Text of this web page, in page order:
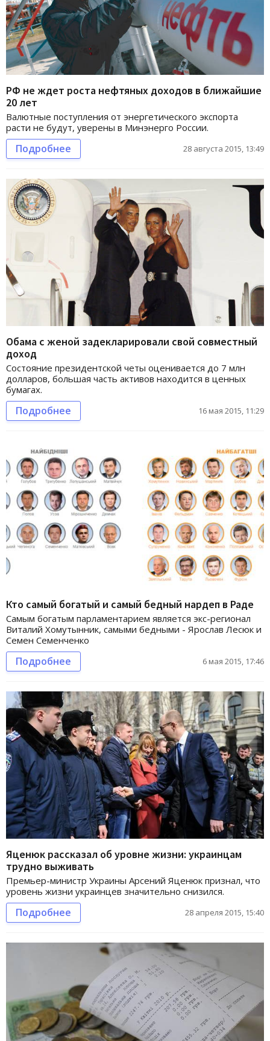
РФ не ждет роста нефтяных доходов в ближайшие
20 лет
Валютные поступления от энергетического экспорта
расти не будут, уверены в Минэнерго России.
Подробнее 28 августа 2015, 13:49
Обама с женой задекларировали свой совместный
доход
Состояние президентской четы оценивается до 7 млн
долларов, большая часть активов находится в ценных
бумагах.
Подробнее 16 мая 2015, 11:29
Кто самый богатый и самый бедный нардеп в Раде
Самым богатым парламентарием является экс-регионал
Виталий Хомутынник, самыми бедными - Ярослав Лесюк и
Семен Семенченко
Подробнее 6 мая 2015, 17:46
Яценюк рассказал об уровне жизни: украинцам
трудно выживать
Премьер-министр Украины Арсений Яценюк признал, что
уровень жизни украинцев значительно снизился.
Подробнее 28 апреля 2015, 15:40